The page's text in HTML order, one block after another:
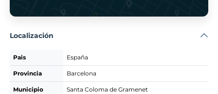
Localización
Pais España
Provincia Barcelona
Municipio Santa Coloma de Gramenet